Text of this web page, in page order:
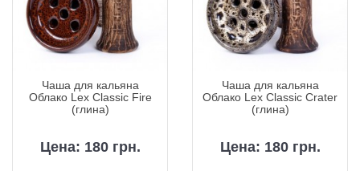
Чаша для кальяна
Облако Lex Classic Fire
(глина)
Цена: 180 грн.
Чаша для кальяна
Облако Lex Classic Crater
(глина)
Цена: 180 грн.